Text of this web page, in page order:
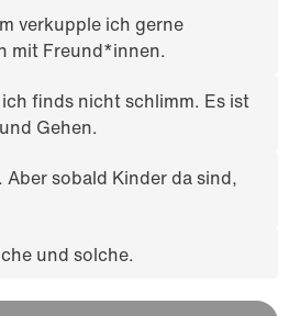
verkupple ich gerne
mit Freund*innen.
finds nicht schlimm. Es ist
Gehen.
sobald Kinder da sind,
und solche.